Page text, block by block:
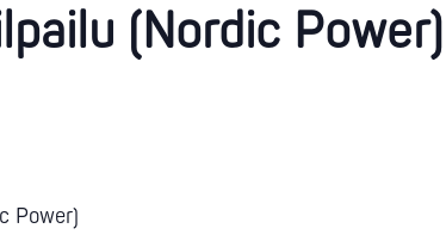
(Nordic Power)
Power)